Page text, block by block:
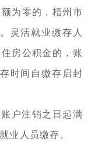
为零的，梧州市
灵活就业缴存人
房公积金的，账
时间自缴存启封
户注销之日起满
业人员缴存。